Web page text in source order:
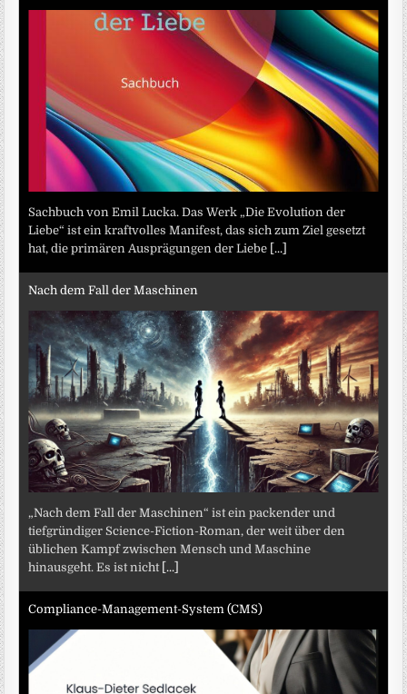
Sachbuch von Emil Lucka. Das Werk „Die Evolution der
Liebe“ ist ein kraftvolles Manifest, das sich zum Ziel gesetzt
hat, die primären Ausprägungen der Liebe [...]
Nach dem Fall der Maschinen
„Nach dem Fall der Maschinen“ ist ein packender und
tiefgründiger Science-Fiction-Roman, der weit über den
üblichen Kampf zwischen Mensch und Maschine
hinausgeht. Es ist nicht [...]
Compliance-Management-System (CMS)